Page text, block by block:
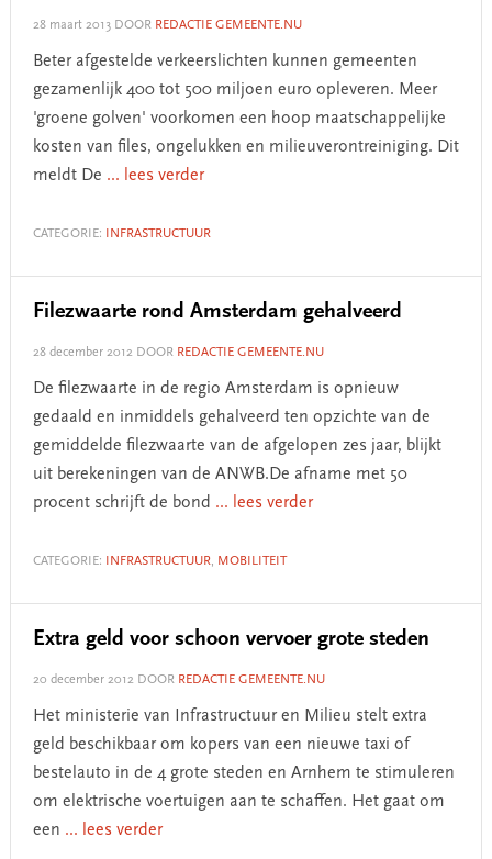
28 maart 2013DOOR REDACTIE GEMEENTE.NU
Beter afgestelde verkeerslichten kunnen gemeenten
gezamenlijk 400 tot 500 miljoen euro opleveren. Meer
'groene golven' voorkomen een hoop maatschappelijke
kosten van files, ongelukken en milieuverontreiniging. Dit
meldt De ... lees verder
CATEGORIE: INFRASTRUCTUUR
Filezwaarte rond Amsterdam gehalveerd
28 december 2012DOOR REDACTIE GEMEENTE.NU
De filezwaarte in de regio Amsterdam is opnieuw
gedaald en inmiddels gehalveerd ten opzichte van de
gemiddelde filezwaarte van de afgelopen zes jaar, blijkt
uit berekeningen van de ANWB.De afname met 50
procent schrijft de bond ... lees verder
CATEGORIE: INFRASTRUCTUUR, MOBILITEIT
Extra geld voor schoon vervoer grote steden
20 december 2012DOOR REDACTIE GEMEENTE.NU
Het ministerie van Infrastructuur en Milieu stelt extra
geld beschikbaar om kopers van een nieuwe taxi of
bestelauto in de 4 grote steden en Arnhem te stimuleren
om elektrische voertuigen aan te schaffen. Het gaat om
een ... lees verder